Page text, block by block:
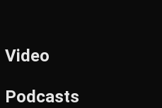
Video
Podcasts